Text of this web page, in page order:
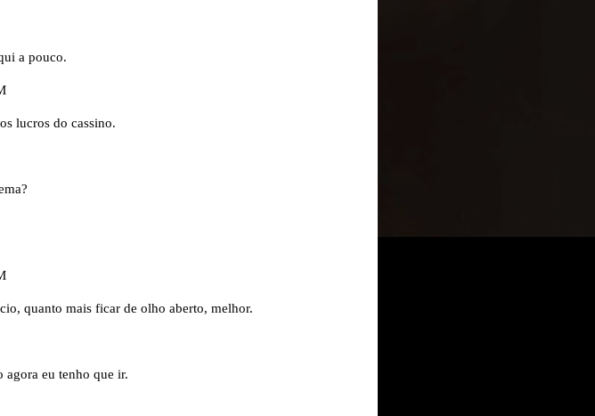
a pouco.
lucros do cassino.
quanto mais ficar de olho aberto, melhor.
agora eu tenho que ir.